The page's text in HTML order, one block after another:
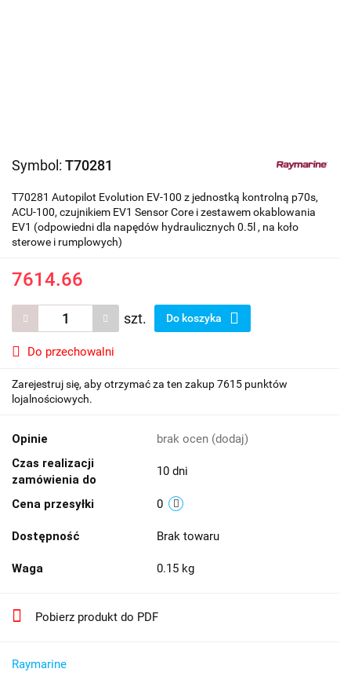
Symbol: T70281
T70281 Autopilot Evolution EV-100 z jednostką kontrolną p70s,
ACU-100, czujnikiem EV1 Sensor Core i zestawem okablowania
EV1 (odpowiedni dla napędów hydraulicznych 0.5l , na koło
sterowe i rumplowych)
7614.66
szt. Do koszyka
Do przechowalni
Zarejestruj się, aby otrzymać za ten zakup 7615 punktów
lojalnościowych.
Opinie brak ocen (dodaj)
Czas realizacji
zamówienia do
10 dni
Cena przesyłki 0
Dostępność Brak towaru
Waga 0.15 kg
Pobierz produkt do PDF
Raymarine